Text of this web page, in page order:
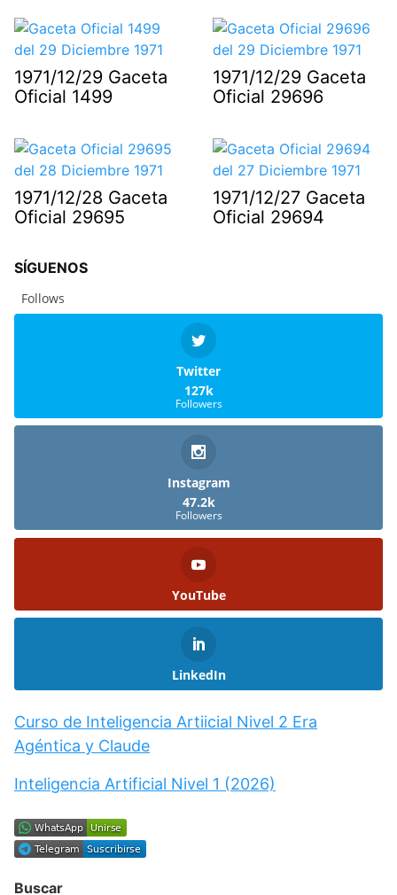
1971/12/29 Gaceta
Oficial 1499
1971/12/29 Gaceta
Oficial 29696
1971/12/28 Gaceta
Oficial 29695
1971/12/27 Gaceta
Oficial 29694
SÍGUENOS
Follows
Twitter
127k
Followers
Instagram
47.2k
Followers
YouTube
LinkedIn
Curso de Inteligencia Artiicial Nivel 2 Era
Agéntica y Claude
Inteligencia Artificial Nivel 1 (2026)
Buscar